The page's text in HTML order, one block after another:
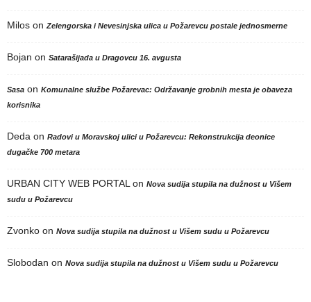
Milos on Zelengorska i Nevesinjska ulica u Požarevcu postale jednosmerne
Bojan on Satarašijada u Dragovcu 16. avgusta
Sasa on Komunalne službe Požarevac: Održavanje grobnih mesta je obaveza
korisnika
Deda on Radovi u Moravskoj ulici u Požarevcu: Rekonstrukcija deonice
dugačke 700 metara
URBAN CITY WEB PORTAL on Nova sudija stupila na dužnost u Višem
sudu u Požarevcu
Zvonko on Nova sudija stupila na dužnost u Višem sudu u Požarevcu
Slobodan on Nova sudija stupila na dužnost u Višem sudu u Požarevcu